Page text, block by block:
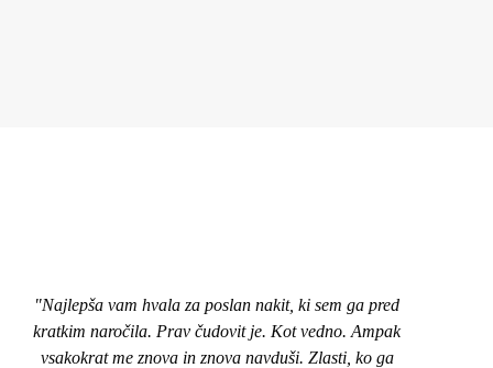
"Najlepša vam hvala za poslan nakit, ki sem ga pred
kratkim naročila. Prav čudovit je. Kot vedno. Ampak
vsakokrat me znova in znova navduši. Zlasti, ko ga